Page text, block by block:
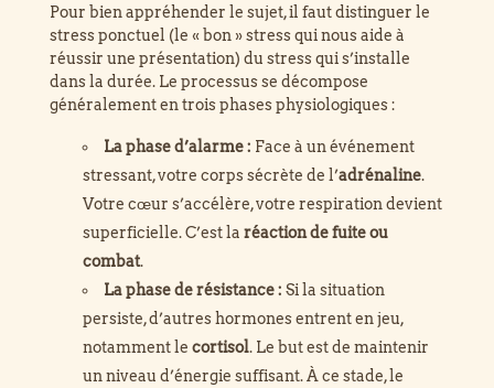
Pour bien appréhender le sujet, il faut distinguer le
stress ponctuel (le « bon » stress qui nous aide à
réussir une présentation) du stress qui s’installe
dans la durée. Le processus se décompose
généralement en trois phases physiologiques :
La phase d’alarme : Face à un événement
stressant, votre corps sécrète de l’adrénaline.
Votre cœur s’accélère, votre respiration devient
superficielle. C’est la réaction de fuite ou
combat.
La phase de résistance : Si la situation
persiste, d’autres hormones entrent en jeu,
notamment le cortisol. Le but est de maintenir
un niveau d’énergie suffisant. À ce stade, le